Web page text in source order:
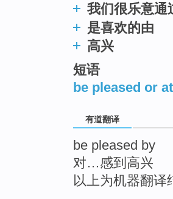
我们很乐意通
是喜欢的由
高兴
短语
be pleased or
有道翻译
be pleased by
对…感到高兴
以上为机器翻